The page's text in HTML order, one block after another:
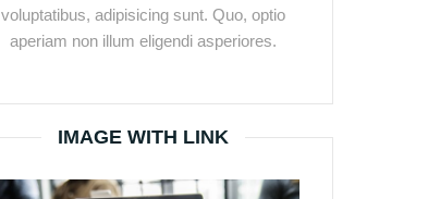
voluptatibus, adipisicing sunt. Quo, optio
aperiam non illum eligendi asperiores.
IMAGE WITH LINK